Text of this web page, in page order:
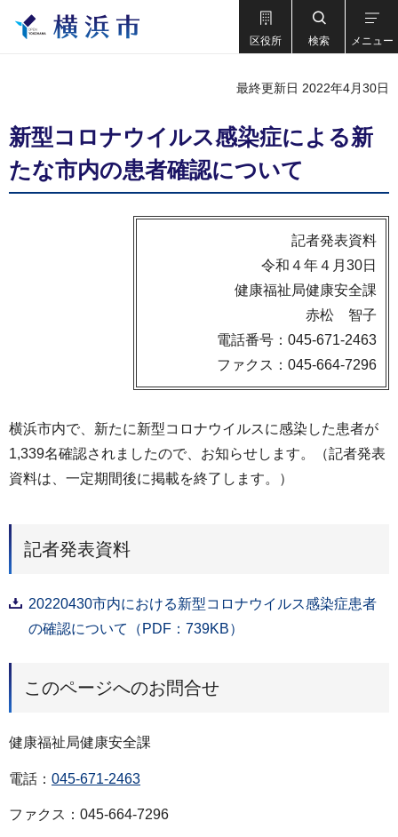
区役所 検索 メニュー
最終更新日 2022年4月30日
新型コロナウイルス感染症による新
たな市内の患者確認について
記者発表資料
令和４年４月30日
健康福祉局健康安全課
赤松 智子
電話番号：045-671-2463
ファクス：045-664-7296
横浜市内で、新たに新型コロナウイルスに感染した患者が
1,339名確認されましたので、お知らせします。（記者発表
資料は、一定期間後に掲載を終了します。）
記者発表資料
20220430市内における新型コロナウイルス感染症患者
の確認について（PDF：739KB）
このページへのお問合せ
健康福祉局健康安全課
電話： 045-671-2463
ファクス：045-664-7296